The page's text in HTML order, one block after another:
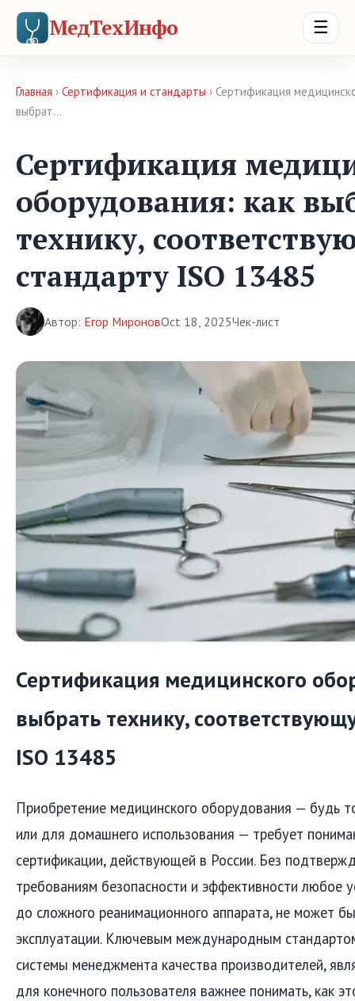
МедТехИнфо ☰
Главная › Сертификация и стандарты › Сертификация
выбрат…
Сертификация
оборудования: как
технику,
стандарту ISO 13485
Автор: Егор МироновOct 18, 2025Чек-лист
Сертификация медицинского
выбрать технику,
ISO 13485
Приобретение медицинского оборудования — будь
или для домашнего использования — требует
сертификации, действующей в России. Без
требованиям безопасности и эффективности любое
до сложного реанимационного аппарата, не может
эксплуатации. Ключевым международным
системы менеджмента качества производителей,
для конечного пользователя важнее понимать, как